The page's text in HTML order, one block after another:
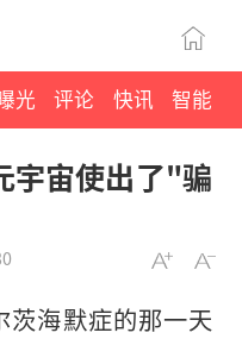
光 评论 快讯 智能
宇宙使出了"骗
茨海默症的那一天